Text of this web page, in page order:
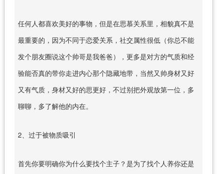
任何人都喜欢美好的事物，但是在思慕关系里，相貌真不是
最重要的，因为不同于恋爱关系，社交属性很低（你总不能
发个朋友圈说这个帅哥是我爸爸），更多是对方的气质和经
验能否真的带你走进内心那个隐藏地带，当然又帅身材又好
又有气质，身材又好的思更好，不过别把外观放第一位，多
聊聊，多了解他的内在。
2、过于被物质吸引
首先你要明确你为什么要找个主子？是为了找个人养你还是